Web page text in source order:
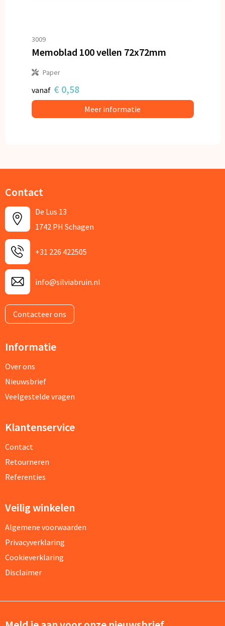
3009
Memoblad 100 vellen 72x72mm
Paper
vanaf € 0,58
Meer informatie
Contact
De Lus 13
1742 PH Schagen
+31 226 422505
info@silviabruin.nl
Contacteer ons
Informatie
Over ons
Nieuwsbrief
Veelgestelde vragen
Klantenservice
Contact
Retourneren
Referenties
Veilig winkelen
Algemene voorwaarden
Privacyverklaring
Cookieverklaring
Disclaimer